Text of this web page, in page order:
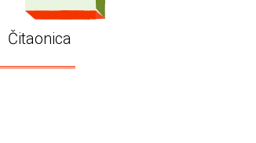
Čitaonica